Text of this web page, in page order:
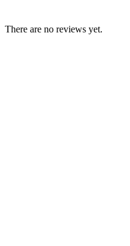
There are no reviews yet.